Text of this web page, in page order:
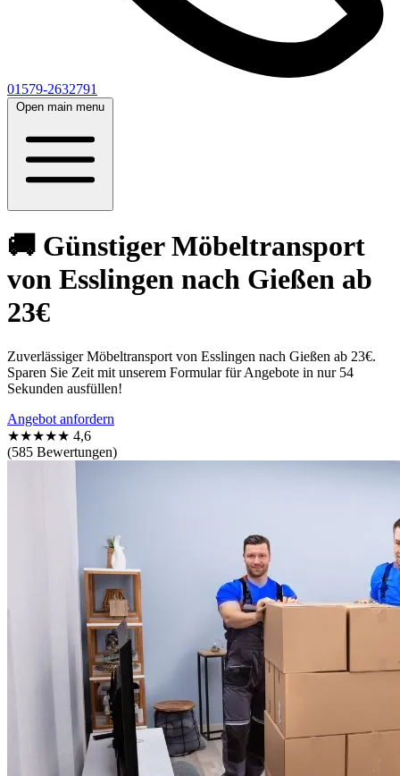
01579-2632791
Open main menu
🚚 Günstiger Möbeltransport
von Esslingen nach Gießen ab
23€
Zuverlässiger Möbeltransport von Esslingen nach Gießen ab 23€.
Sparen Sie Zeit mit unserem Formular für Angebote in nur 54
Sekunden ausfüllen!
Angebot anfordern
★★★★★ 4,6
(585 Bewertungen)